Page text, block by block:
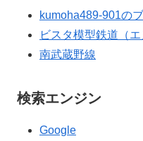
kumoha489-901の
ビスタ模型鉄道（エ
南武蔵野線
検索エンジン
Google